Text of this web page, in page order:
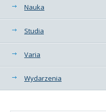
Nauka
Studia
Varia
Wydarzenia